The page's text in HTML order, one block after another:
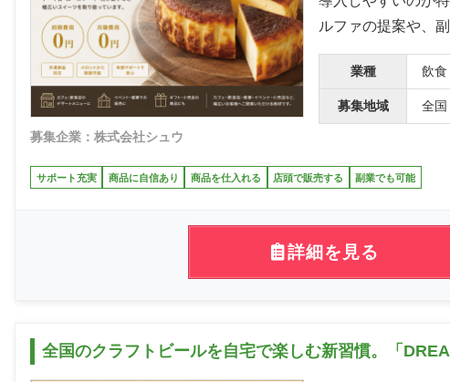
募集企業：株式会社シュウ
ルファの提案や、
業種 飲食
募集地域 全国
サポート充実 商品に自信あり 商品を仕入れる 店頭で販売する 副業でも可能
詳細を見る
全国のクラフトビールを自宅で楽しむ新習慣。「